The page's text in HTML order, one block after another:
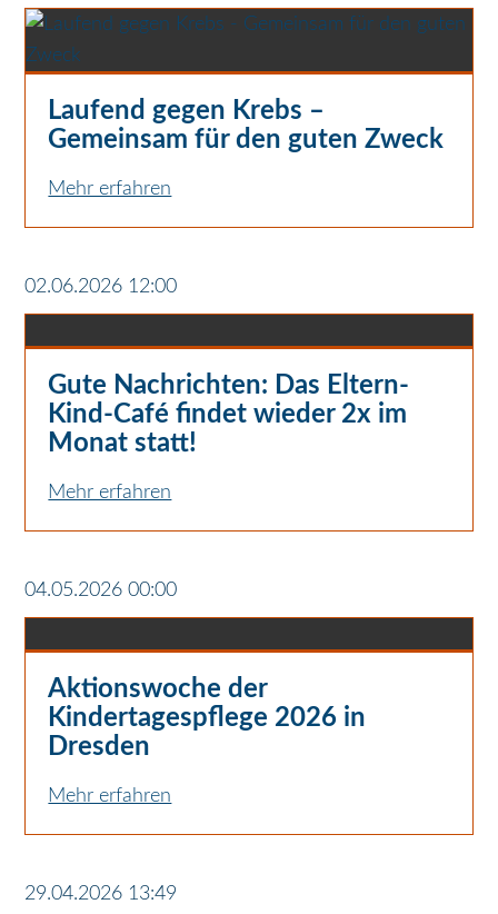
Laufend gegen Krebs –
Gemeinsam für den guten Zweck
Mehr erfahren
02.06.2026 12:00
Gute Nachrichten: Das Eltern-
Kind-Café findet wieder 2x im
Monat statt!
Mehr erfahren
04.05.2026 00:00
Aktionswoche der
Kindertagespflege 2026 in
Dresden
Mehr erfahren
29.04.2026 13:49